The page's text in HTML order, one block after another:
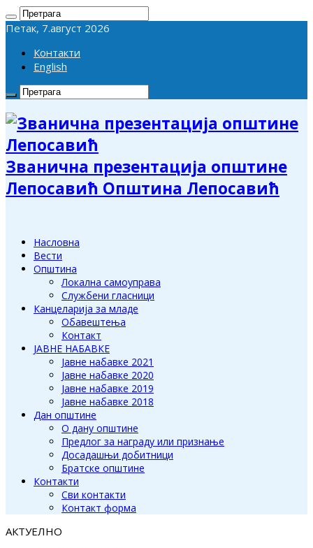
Петак, 7.август 2026
Контакти
English
Званична презентација општине
Лепосавић Општина Лепосавић
Насловна
Вести
Општина
Локална самоуправа
Службени гласници
Канцеларија за младе
Обавештења
Контакт
ЈАВНЕ НАБАВКЕ
Јавне набавке 2021
Јавне набавке 2020
Јавне набавке 2019
Јавне набавке 2018
Дан општине
О дану општине
Предлог за награду или признање
Досадашњи добитници
Братске општине
Контакти
Сви контакти
Контакт форма
АКТУЕЛНО